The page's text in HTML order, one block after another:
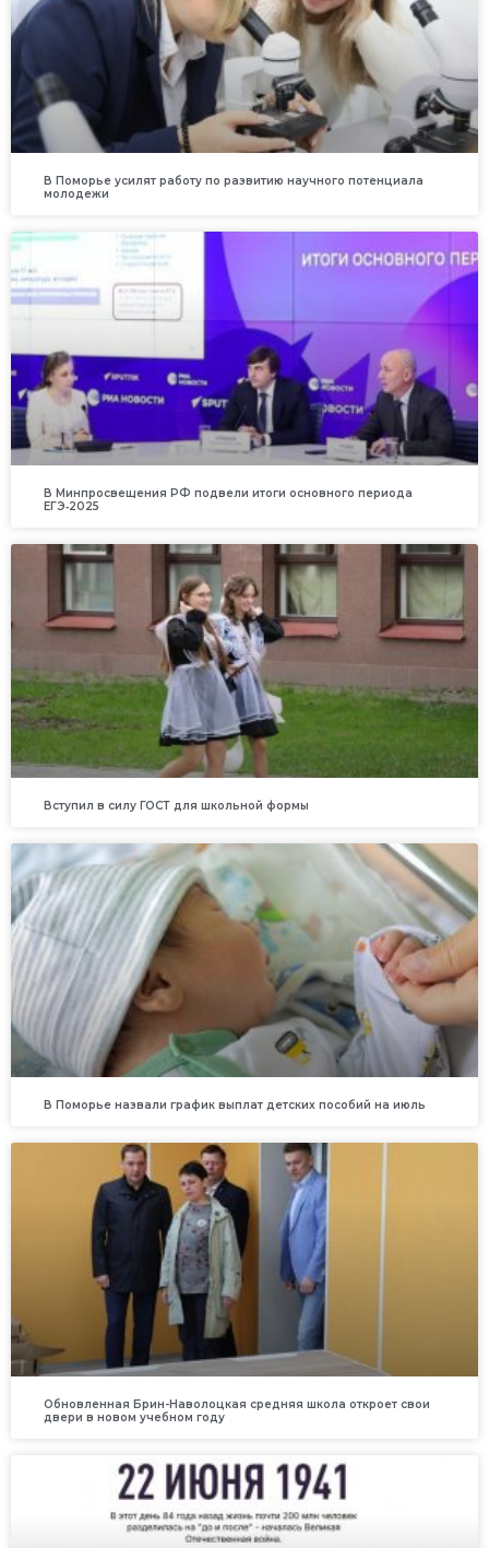
В Поморье усилят работу по развитию научного потенциала
молодежи
В Минпросвещения РФ подвели итоги основного периода
ЕГЭ‑2025
Вступил в силу ГОСТ для школьной формы
В Поморье назвали график выплат детских пособий на июль
Обновленная Брин-Наволоцкая средняя школа откроет свои
двери в новом учебном году